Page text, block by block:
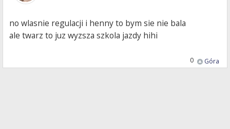
no wlasnie regulacji i henny to bym sie nie bala
ale twarz to juz wyzsza szkola jazdy hihi
Góra
0